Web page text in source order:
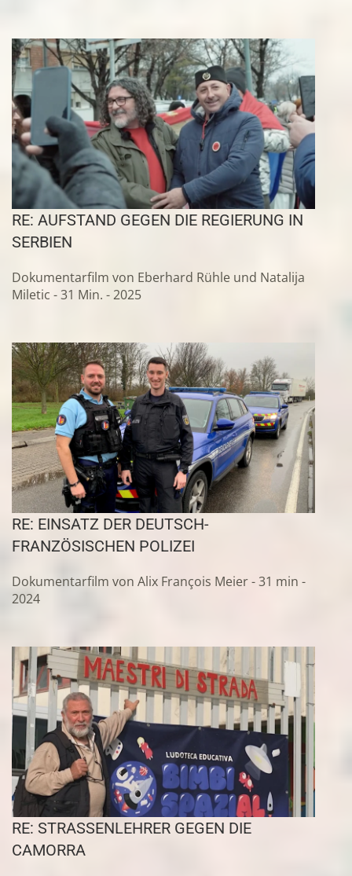
RE: AUFSTAND GEGEN DIE REGIERUNG IN
SERBIEN
Dokumentarfilm von Eberhard Rühle und Natalija
Miletic - 31 Min. - 2025
RE: EINSATZ DER DEUTSCH-
FRANZÖSISCHEN POLIZEI
Dokumentarfilm von Alix François Meier - 31 min -
2024
RE: STRASSENLEHRER GEGEN DIE
CAMORRA